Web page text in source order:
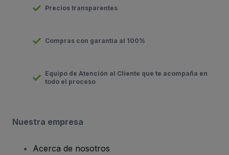
Precios transparentes
Compras con garantía al 100%
Equipo de Atención al Cliente que te acompaña en
todo el proceso
Nuestra empresa
Acerca de nosotros